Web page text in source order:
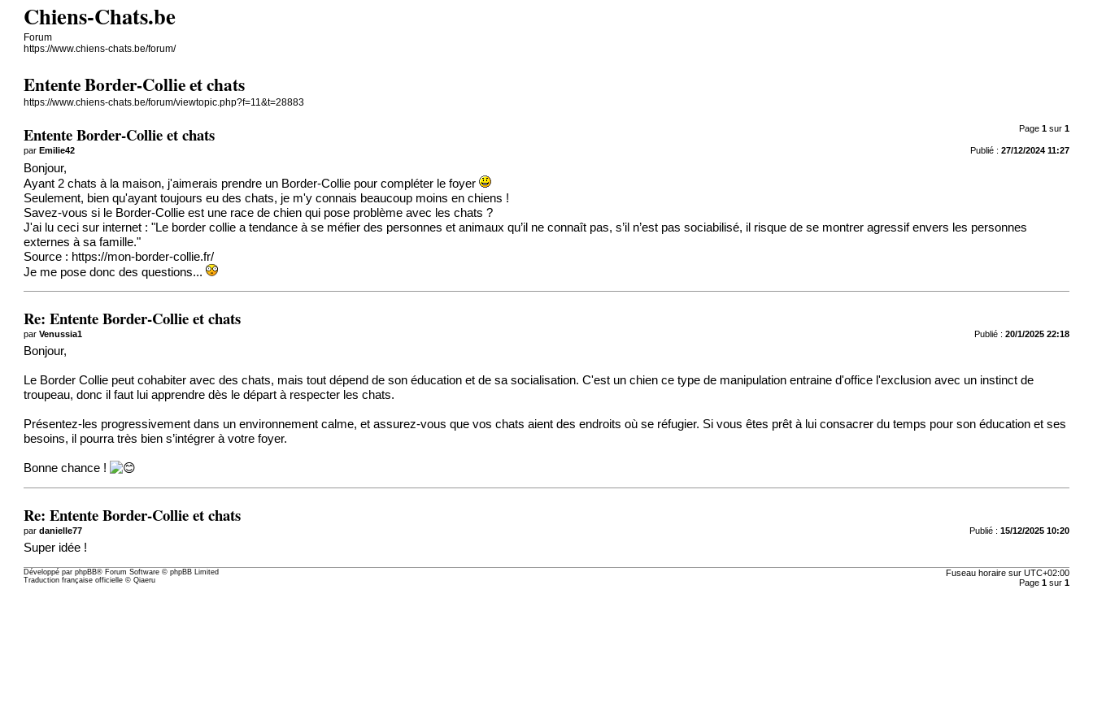
Chiens-Chats.be
Forum
https://www.chiens-chats.be/forum/
Entente Border-Collie et chats
https://www.chiens-chats.be/forum/viewtopic.php?f=11&t=28883
Page 1sur 1
Entente Border-Collie et chats
Publié : 27/12/2024 11:27
parEmilie42
Bonjour,
Ayant 2 chats à la maison, j'aimerais prendre un Border-Collie pour compléter le foyer
Seulement, bien qu'ayant toujours eu des chats, je m'y connais beaucoup moins en chiens !
Savez-vous si le Border-Collie est une race de chien qui pose problème avec les chats ?
J'ai lu ceci sur internet : "Le border collie a tendance à se méfier des personnes et animaux qu’il ne connaît pas, s’il n’est pas sociabilisé, il risque de se montrer agressif envers les personnes
externes à sa famille."
Source : https://mon-border-collie.fr/
Je me pose donc des questions...
Re: Entente Border-Collie et chats
Publié : 20/1/2025 22:18
parVenussia1
Bonjour,
Le Border Collie peut cohabiter avec des chats, mais tout dépend de son éducation et de sa socialisation. C'est un chien ce type de manipulation entraine d'office l'exclusion avec un instinct de
troupeau, donc il faut lui apprendre dès le départ à respecter les chats.
Présentez-les progressivement dans un environnement calme, et assurez-vous que vos chats aient des endroits où se réfugier. Si vous êtes prêt à lui consacrer du temps pour son éducation et ses
besoins, il pourra très bien s’intégrer à votre foyer.
Bonne chance !
Re: Entente Border-Collie et chats
Publié : 15/12/2025 10:20
pardanielle77
Super idée !
Fuseau horaire sur UTC+02:00
Page 1sur 1
Développé parphpBB® Forum Software © phpBB Limited
Traduction française officielle ©Qiaeru